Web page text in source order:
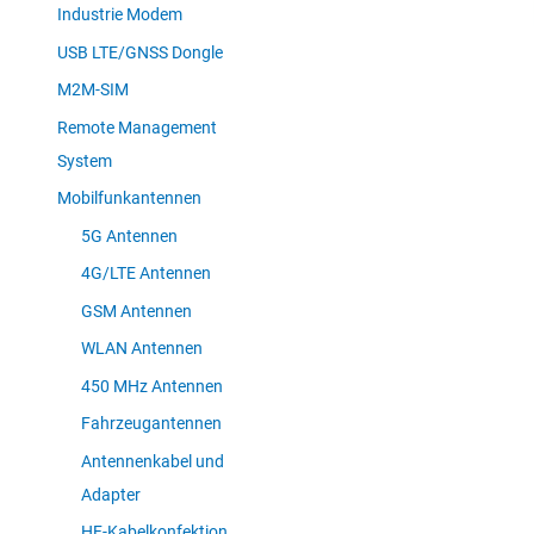
Industrie Modem
USB LTE/GNSS Dongle
M2M-SIM
Remote Management
System
Mobilfunkantennen
5G Antennen
4G/LTE Antennen
GSM Antennen
WLAN Antennen
450 MHz Antennen
Fahrzeugantennen
Antennenkabel und
Adapter